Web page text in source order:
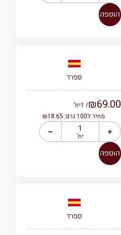
הוספה
ספרד
₪69.00
/ 1 יח'
מחיר ל100 גרם: ₪18.65
יח'
הוספה
ספרד